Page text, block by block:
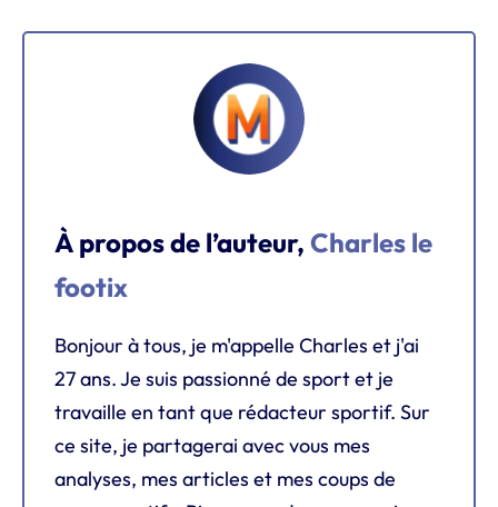
À propos de l’auteur, Charles le
footix
Bonjour à tous, je m'appelle Charles et j'ai
27 ans. Je suis passionné de sport et je
travaille en tant que rédacteur sportif. Sur
ce site, je partagerai avec vous mes
analyses, mes articles et mes coups de